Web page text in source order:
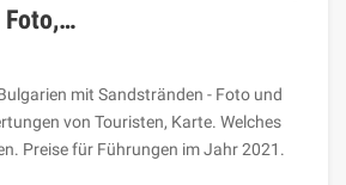
mit Sandstränden - Foto und
von Touristen, Karte. Welches
Preise für Führungen im Jahr 2021.